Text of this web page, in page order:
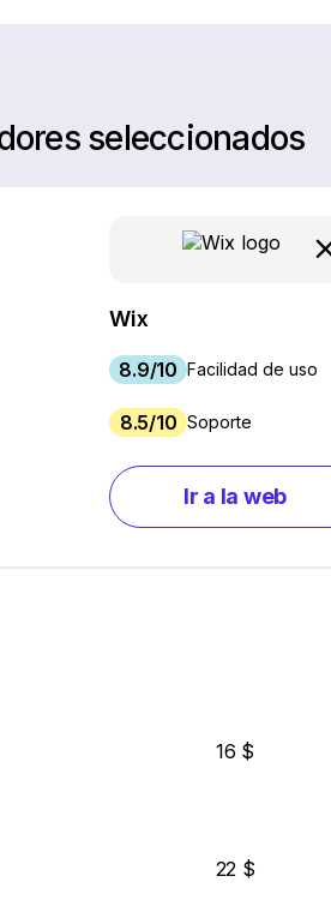
seleccionados
Wix
8.9/10 Facilidad de uso
8.5/10 Soporte
Ir a la web
16 $
22 $